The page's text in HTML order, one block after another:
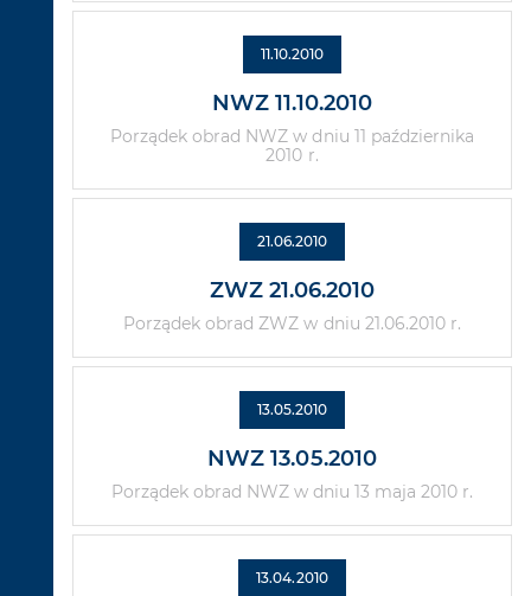
11.10.2010
NWZ 11.10.2010
Porządek obrad NWZ w dniu 11 października
2010 r.
21.06.2010
ZWZ 21.06.2010
Porządek obrad ZWZ w dniu 21.06.2010 r.
13.05.2010
NWZ 13.05.2010
Porządek obrad NWZ w dniu 13 maja 2010 r.
13.04.2010